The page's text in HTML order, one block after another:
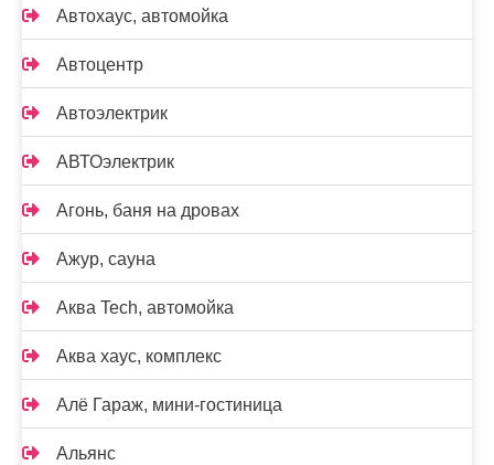
Автохаус, автомойка
Автоцентр
Автоэлектрик
АВТОэлектрик
Агонь, баня на дровах
Ажур, сауна
Аква Tech, автомойка
Аква хаус, комплекс
Алё Гараж, мини-гостиница
Альянс